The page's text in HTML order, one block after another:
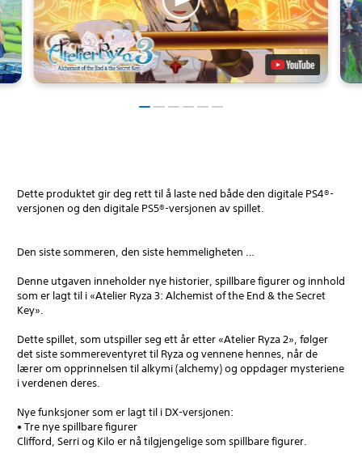
Dette produktet gir deg rett til å laste ned både den digitale PS4®-
versjonen og den digitale PS5®-versjonen av spillet.
Den siste sommeren, den siste hemmeligheten …
Denne utgaven inneholder nye historier, spillbare figurer og innhold
som er lagt til i «Atelier Ryza 3: Alchemist of the End & the Secret
Key».
Dette spillet, som utspiller seg ett år etter «Atelier Ryza 2», følger
det siste sommereventyret til Ryza og vennene hennes, når de
lærer om opprinnelsen til alkymi (alchemy) og oppdager mysteriene
i verdenen deres.
Nye funksjoner som er lagt til i DX-versjonen:
• Tre nye spillbare figurer
Clifford, Serri og Kilo er nå tilgjengelige som spillbare figurer.